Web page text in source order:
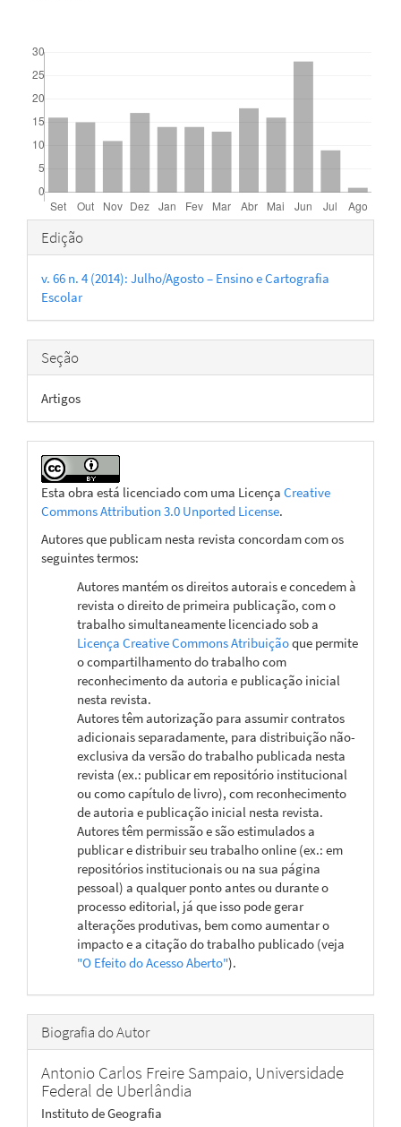
Detalhes
do
artigo
Edição
v. 66 n. 4 (2014): Julho/Agosto – Ensino e Cartografia
Escolar
Seção
Artigos
Esta obra está licenciado com uma Licença Creative
Commons Attribution 3.0 Unported License.
Autores que publicam nesta revista concordam com os
seguintes termos:
Autores mantém os direitos autorais e concedem à
revista o direito de primeira publicação, com o
trabalho simultaneamente licenciado sob a
Licença Creative Commons Atribuiçãoque permite
o compartilhamento do trabalho com
reconhecimento da autoria e publicação inicial
nesta revista.
Autores têm autorização para assumir contratos
adicionais separadamente, para distribuição não-
exclusiva da versão do trabalho publicada nesta
revista (ex.: publicar em repositório institucional
ou como capítulo de livro), com reconhecimento
de autoria e publicação inicial nesta revista.
Autores têm permissão e são estimulados a
publicar e distribuir seu trabalho online (ex.: em
repositórios institucionais ou na sua página
pessoal) a qualquer ponto antes ou durante o
processo editorial, já que isso pode gerar
alterações produtivas, bem como aumentar o
impacto e a citação do trabalho publicado (veja
"O Efeito do Acesso Aberto").
Biografia do Autor
Antonio Carlos Freire Sampaio, Universidade
Federal de Uberlândia
Instituto de Geografia